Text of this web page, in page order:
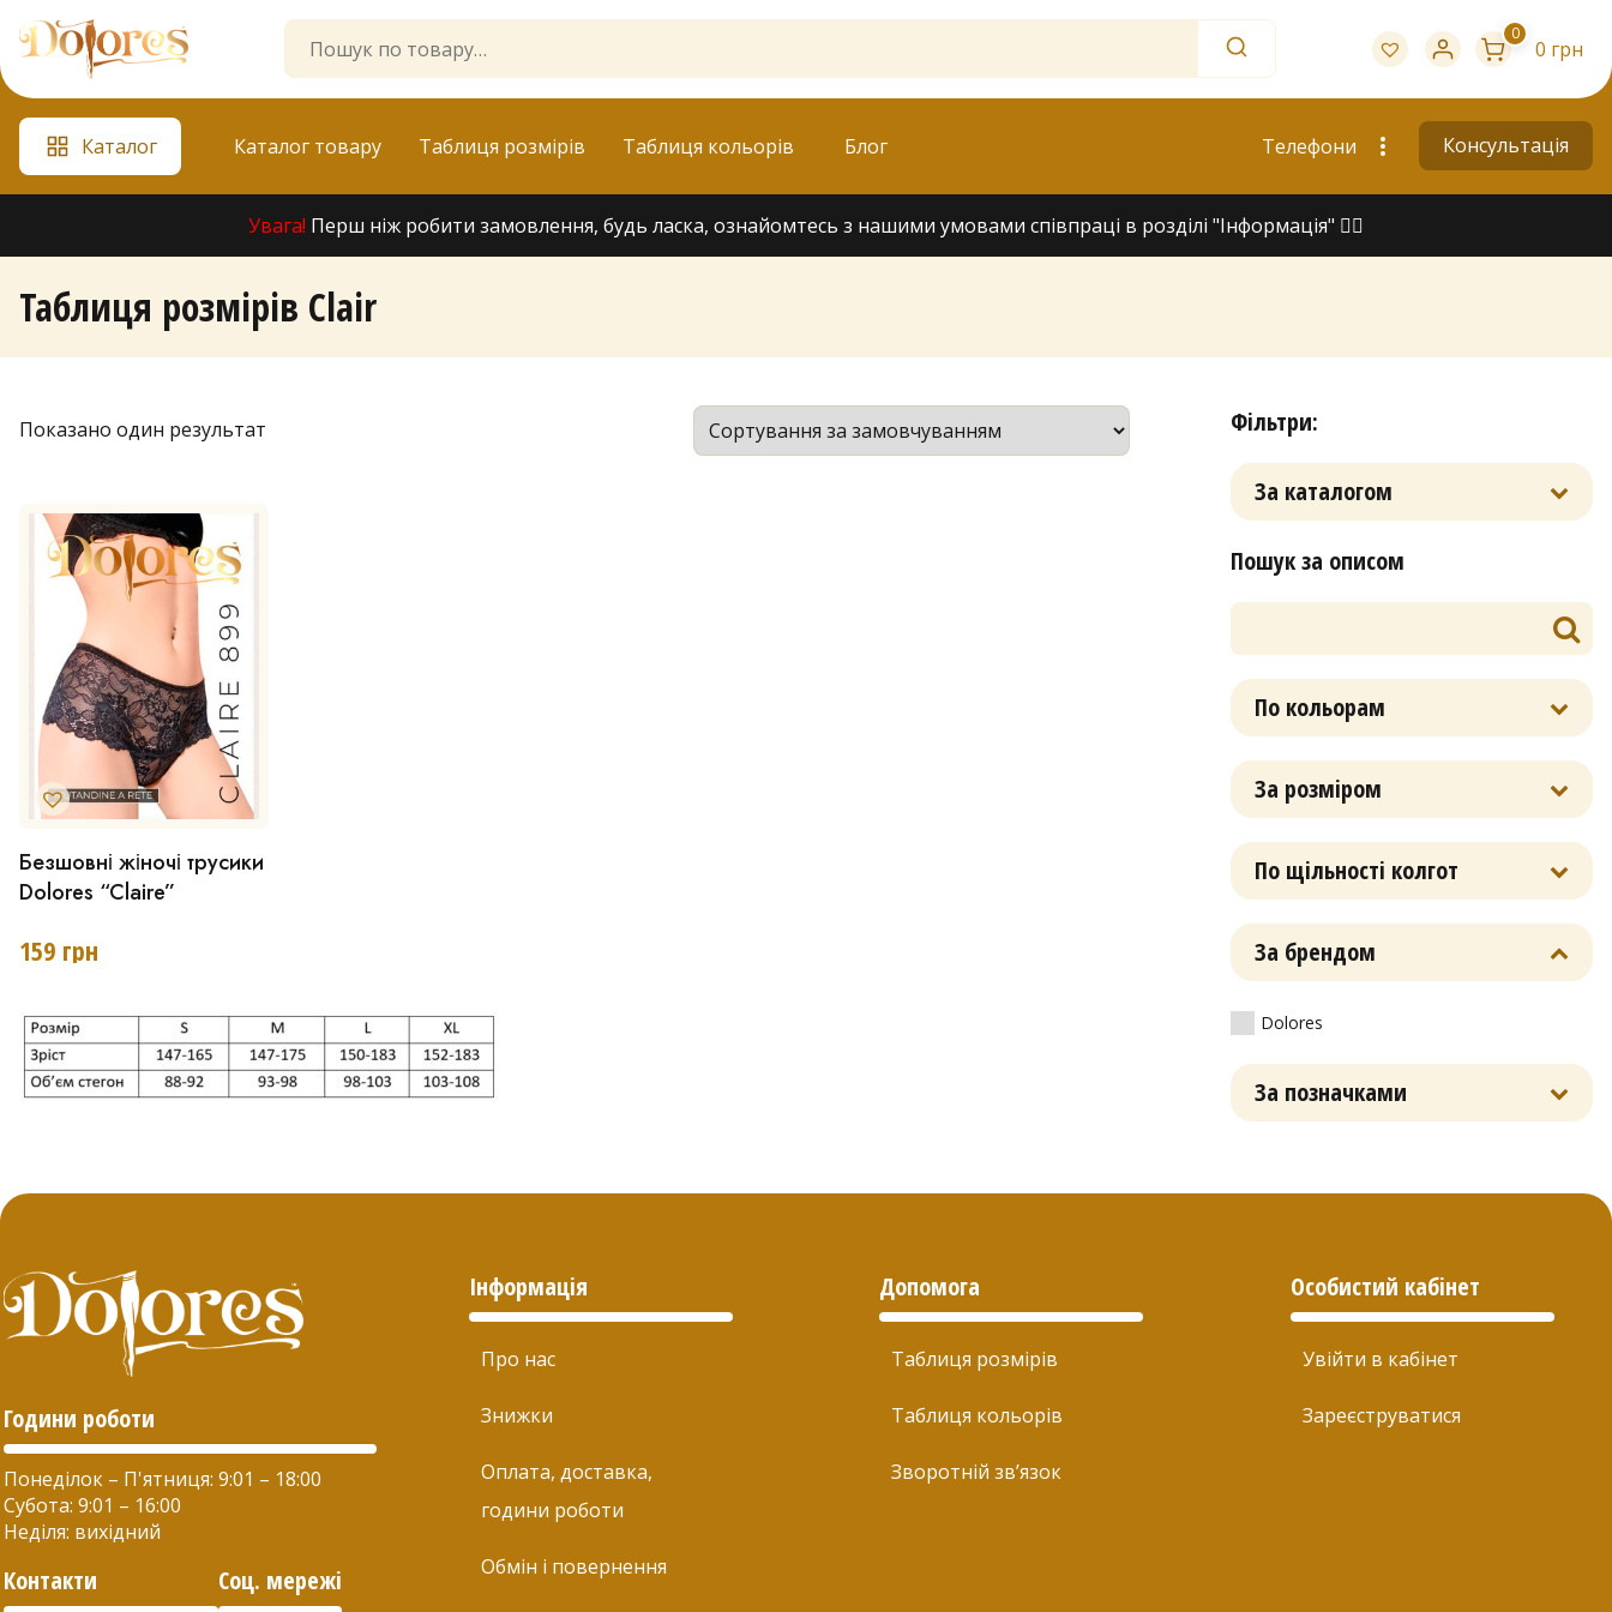
content
0
0 грн
Search
for:
Каталог Каталог товару Таблиця розмірів Таблиця кольорів Блог Телефони Консультація
Увага! Перш ніж робити замовлення, будь ласка, ознайомтесь з нашими умовами співпраці в розділі "Інформація" 👇🏻
Таблиця розмірів Clair
Показано один результат
Безшовні жіночі трусики
Dolores “Claire”
159 грн
Цей
товар
має
варіантів.
Параметри
можна
Фільтри:
За каталогом
Пошук за описом
По кольорам
За розміром
По щільності колгот
За брендом
Dolores
За позначками
Години роботи
Понеділок – П'ятниця: 9:01 – 18:00
Субота: 9:01 – 16:00
Неділя: вихідний
Контакти Соц. мережі
Інформація
Про нас
Знижки
Оплата, доставка,
години роботи
Обмін і повернення
Допомога
Таблиця розмірів
Таблиця кольорів
Зворотній зв’язок
Особистий кабінет
Увійти в кабінет
Зареєструватися